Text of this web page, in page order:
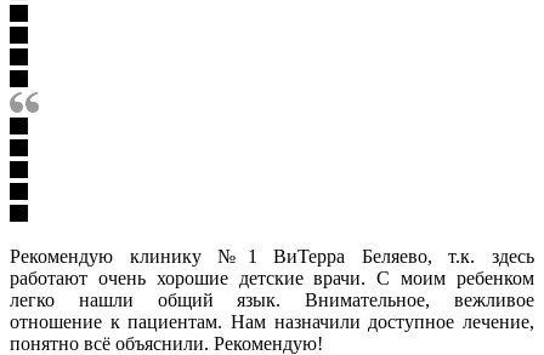
Рекомендую клинику №1 ВиТерра Беляево, т.к. здесь
работают очень хорошие детские врачи. С моим ребенком
легко нашли общий язык. Внимательное, вежливое
отношение к пациентам. Нам назначили доступное лечение,
понятно всё объяснили. Рекомендую!